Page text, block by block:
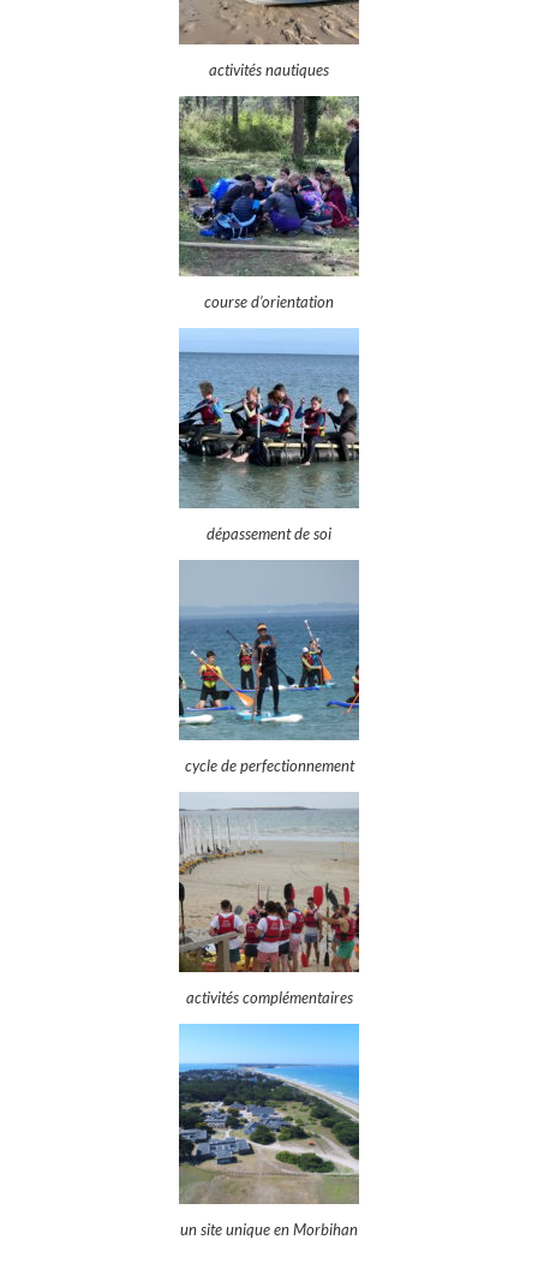
activités nautiques
course d’orientation
dépassement de soi
cycle de perfectionnement
activités complémentaires
un site unique en Morbihan